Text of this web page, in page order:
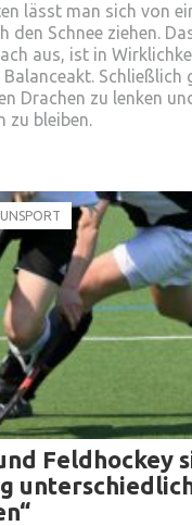
lässt man sich von
den Schnee ziehen.
aus, ist in
Schließlich
Drachen zu lenken
zu bleiben.
Feldhockey